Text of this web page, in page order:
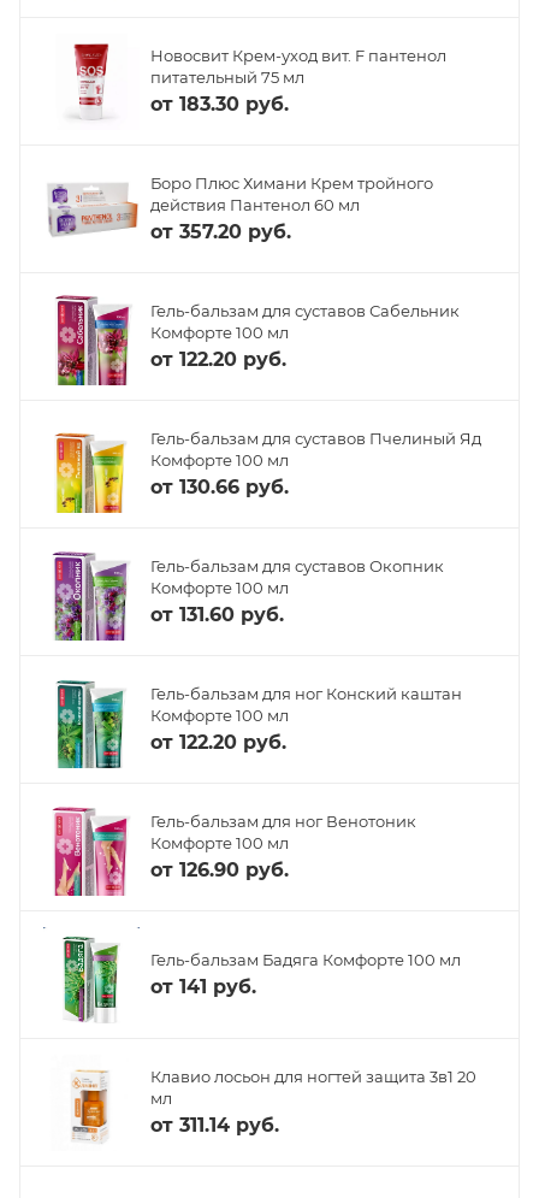
Новосвит Крем-уход вит. F пантенол
питательный 75 мл
от 183.30 руб.
Боро Плюс Химани Крем тройного
действия Пантенол 60 мл
от 357.20 руб.
Гель-бальзам для суставов Сабельник
Комфорте 100 мл
от 122.20 руб.
Гель-бальзам для суставов Пчелиный Яд
Комфорте 100 мл
от 130.66 руб.
Гель-бальзам для суставов Окопник
Комфорте 100 мл
от 131.60 руб.
Гель-бальзам для ног Конский каштан
Комфорте 100 мл
от 122.20 руб.
Гель-бальзам для ног Венотоник
Комфорте 100 мл
от 126.90 руб.
Гель-бальзам Бадяга Комфорте 100 мл
от 141 руб.
Клавио лосьон для ногтей защита 3в1 20
мл
от 311.14 руб.